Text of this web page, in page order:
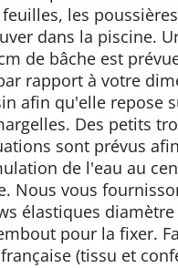
les
dans la piscine.
de bâche est
rapport à votre
afin qu'elle repose
Des petits
sont prévus
de l'eau au
Nous vous
élastiques
pour la fixer.
française (tissu et